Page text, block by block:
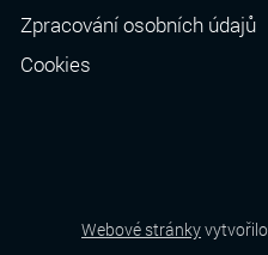
Zpracování osobních údajů
Cookies
Webové stránkyvytvořilo